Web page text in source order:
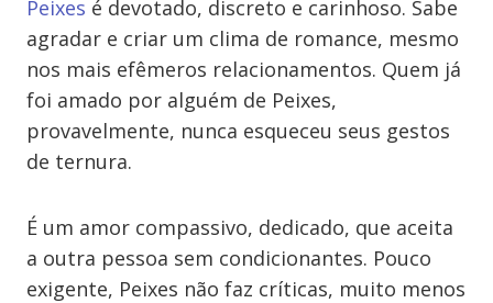
Peixes é devotado, discreto e carinhoso. Sabe
agradar e criar um clima de romance, mesmo
nos mais efêmeros relacionamentos. Quem já
foi amado por alguém de Peixes,
provavelmente, nunca esqueceu seus gestos
de ternura.
É um amor compassivo, dedicado, que aceita
a outra pessoa sem condicionantes. Pouco
exigente, Peixes não faz críticas, muito menos